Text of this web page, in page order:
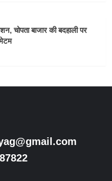
चोपता बाजार की बदहाली पर